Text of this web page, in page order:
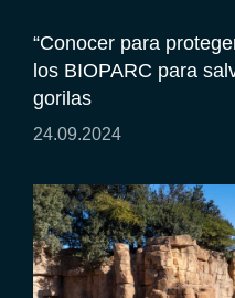
“Conocer para
los BIOPARC para
gorilas
24.09.2024